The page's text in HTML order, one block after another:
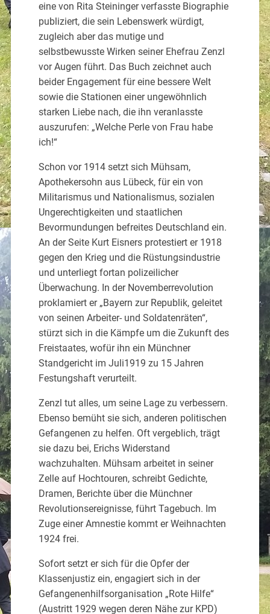
eine von Rita Steininger verfasste Biographie
publiziert, die sein Lebenswerk würdigt,
zugleich aber das mutige und
selbstbewusste Wirken seiner Ehefrau Zenzl
vor Augen führt. Das Buch zeichnet auch
beider Engagement für eine bessere Welt
sowie die Stationen einer ungewöhnlich
starken Liebe nach, die ihn veranlasste
auszurufen: „Welche Perle von Frau habe
ich!“
Schon vor 1914 setzt sich Mühsam,
Apothekersohn aus Lübeck, für ein von
Militarismus und Nationalismus, sozialen
Ungerechtigkeiten und staatlichen
Bevormundungen befreites Deutschland ein.
An der Seite Kurt Eisners protestiert er 1918
gegen den Krieg und die Rüstungsindustrie
und unterliegt fortan polizeilicher
Überwachung. In der Novemberrevolution
proklamiert er „Bayern zur Republik, geleitet
von seinen Arbeiter- und Soldatenräten“,
stürzt sich in die Kämpfe um die Zukunft des
Freistaates, wofür ihn ein Münchner
Standgericht im Juli1919 zu 15 Jahren
Festungshaft verurteilt.
Zenzl tut alles, um seine Lage zu verbessern.
Ebenso bemüht sie sich, anderen politischen
Gefangenen zu helfen. Oft vergeblich, trägt
sie dazu bei, Erichs Widerstand
wachzuhalten. Mühsam arbeitet in seiner
Zelle auf Hochtouren, schreibt Gedichte,
Dramen, Berichte über die Münchner
Revolutionsereignisse, führt Tagebuch. Im
Zuge einer Amnestie kommt er Weihnachten
1924 frei.
Sofort setzt er sich für die Opfer der
Klassenjustiz ein, engagiert sich in der
Gefangenenhilfsorganisation „Rote Hilfe“
(Austritt 1929 wegen deren Nähe zur KPD)